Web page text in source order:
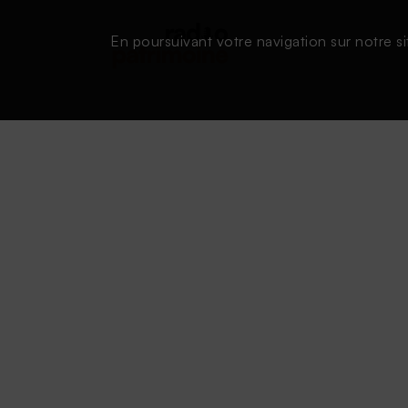
En poursuivant votre navigation sur notre